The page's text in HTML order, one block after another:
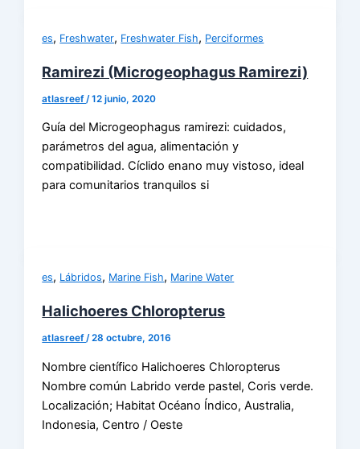
es, Freshwater, Freshwater Fish, Perciformes
Ramirezi (Microgeophagus Ramirezi)
atlasreef /12 junio, 2020
Guía del Microgeophagus ramirezi: cuidados,
parámetros del agua, alimentación y
compatibilidad. Cíclido enano muy vistoso, ideal
para comunitarios tranquilos si
es, Lábridos, Marine Fish, Marine Water
Halichoeres Chloropterus
atlasreef/28 octubre, 2016
Nombre científico Halichoeres Chloropterus
Nombre común Labrido verde pastel, Coris verde.
Localización; Habitat Océano Índico, Australia,
Indonesia, Centro / Oeste